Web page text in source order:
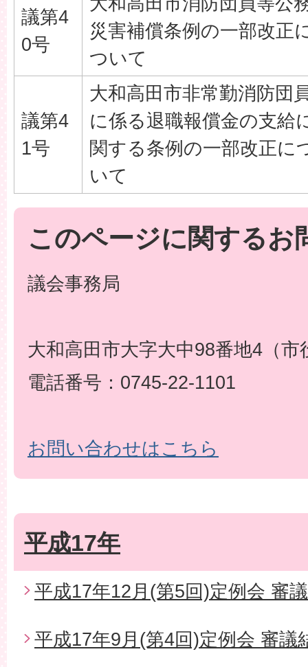
議第4
0号
災害補償条例の一部改正
ついて
議第4
1号
大和高田市非常勤消防団
に係る退職報償金の支給
関する条例の一部改正に
いて
このページに関するお
議会事務局
大和高田市大字大中98番地4（市
電話番号：0745-22-1101
お問い合わせはこちら
平成17年
平成17年12月(第5回)定例会 審
平成17年9月(第4回)定例会 審議